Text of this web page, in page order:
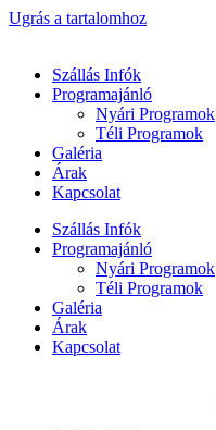
Ugrás a tartalomhoz
Szállás Infók
Programajánló
Nyári Programok
Téli Programok
Galéria
Árak
Kapcsolat
Szállás Infók
Programajánló
Nyári Programok
Téli Programok
Galéria
Árak
Kapcsolat